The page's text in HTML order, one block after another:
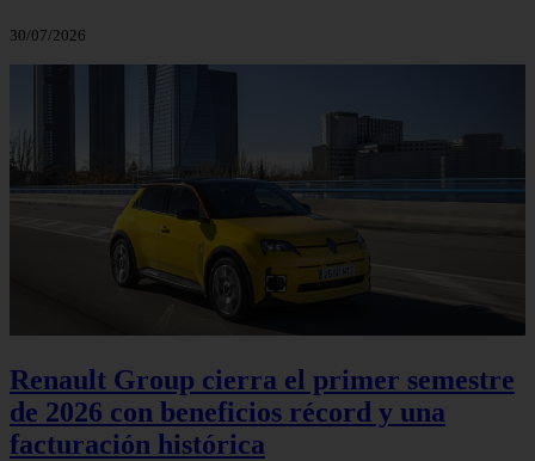
30/07/2026
Renault Group cierra el primer semestre
de 2026 con beneficios récord y una
facturación histórica